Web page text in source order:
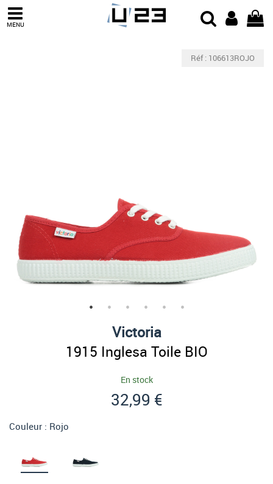
MENU
Réf : 106613ROJO
Victoria
1915 Inglesa Toile BIO
En stock
32,99 €
Couleur : Rojo